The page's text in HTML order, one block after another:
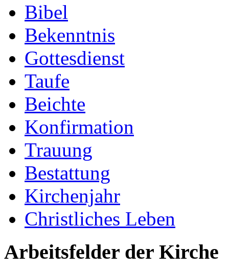
Bibel
Bekenntnis
Gottesdienst
Taufe
Beichte
Konfirmation
Trauung
Bestattung
Kirchenjahr
Christliches Leben
Arbeitsfelder der Kirche